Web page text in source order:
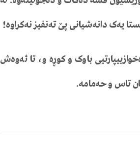
یەک دانەشیانی پێ تەنفیزنەکراوە!
پارتیی باوک وکوڕە و، تا ئەوەش
تاس وحەمامە.